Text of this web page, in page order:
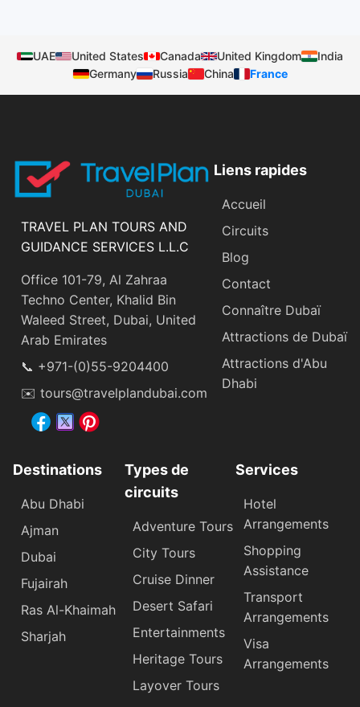
UAE United States Canada United Kingdom
India
Germany
Russia China France
TRAVEL PLAN TOURS AND
GUIDANCE SERVICES L.L.C
Office 101-79, Al Zahraa
Techno Center, Khalid Bin
Waleed Street, Dubai, United
Arab Emirates
📞 +971-(0)55-9204400
✉️ tours@travelplandubai.com
Liens rapides
Accueil
Circuits
Blog
Contact
Connaître Dubaï
Attractions de Dubaï
Attractions d'Abu
Dhabi
Destinations
Abu Dhabi
Ajman
Dubai
Fujairah
Ras Al-Khaimah
Sharjah
Types de
circuits
Adventure Tours
City Tours
Cruise Dinner
Desert Safari
Entertainments
Heritage Tours
Layover Tours
Services
Hotel
Arrangements
Shopping
Assistance
Transport
Arrangements
Visa
Arrangements